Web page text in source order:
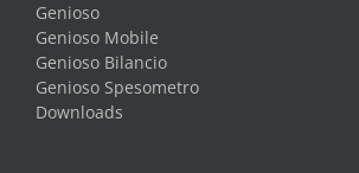
Genioso
Genioso Mobile
Genioso Bilancio
Genioso Spesometro
Downloads